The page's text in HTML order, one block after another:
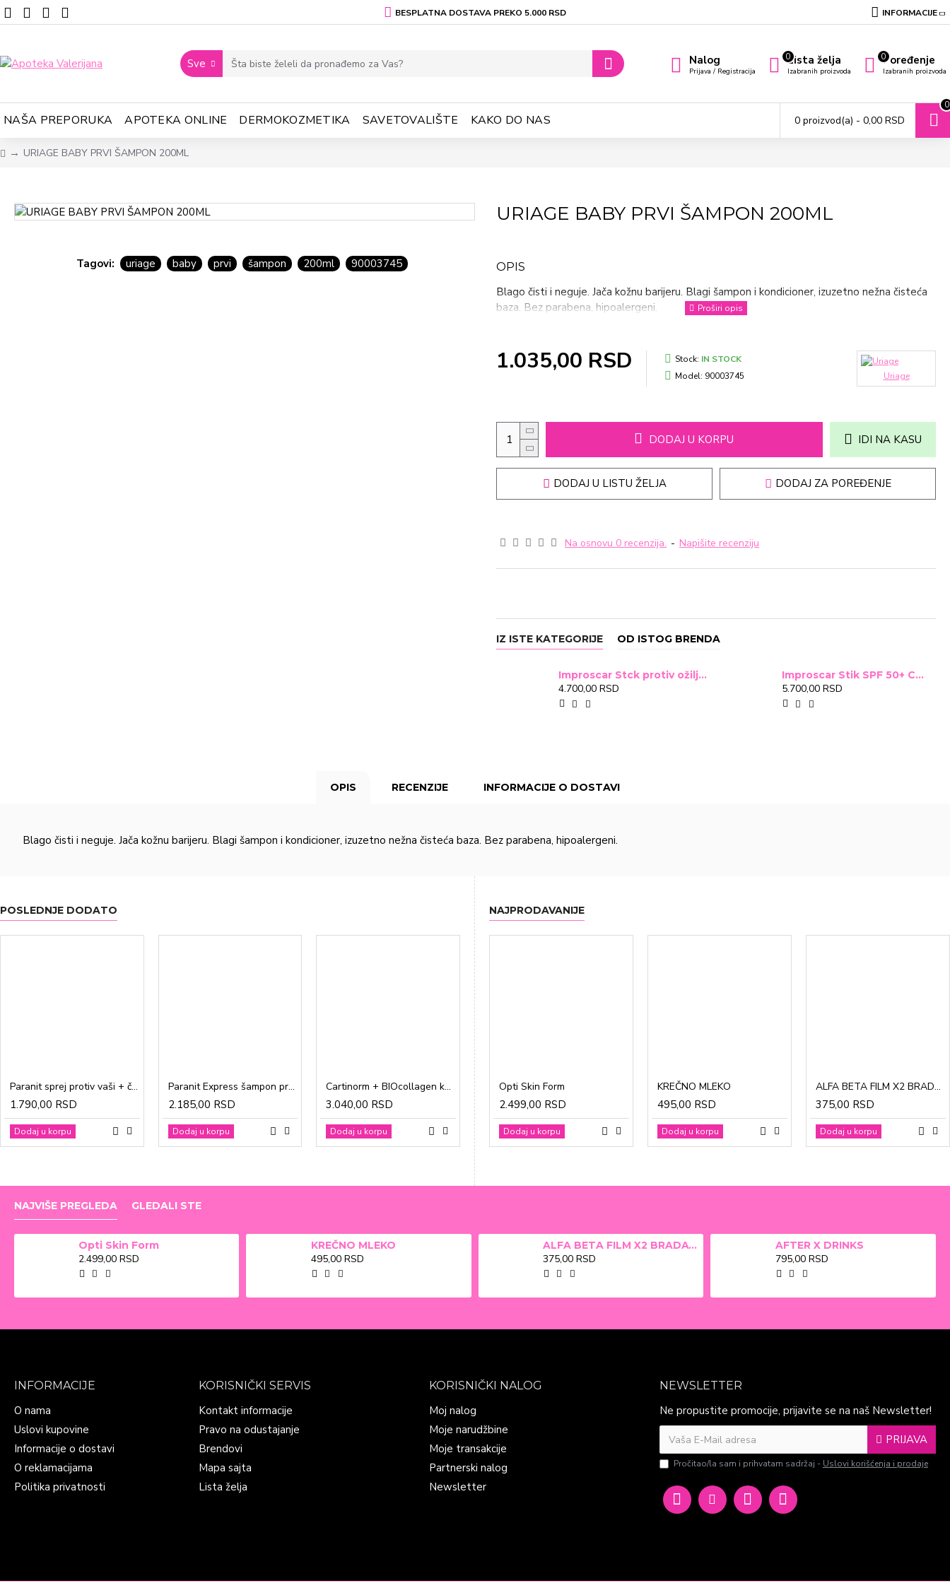
BESPLATNA DOSTAVA PREKO 5.000 RSD INFORMACIJE
Sve Nalog
Prijava / Registracija
Lista želja
Izabranih proizvoda
0 Poređenje
Izabranih proizvoda
0
NAŠA PREPORUKA APOTEKA ONLINE DERMOKOZMETIKA SAVETOVALIŠTE KAKO DO NAS 0 proizvod(a) - 0,00 RSD
0
URIAGE BABY PRVI ŠAMPON 200ML
Tagovi: uriage baby prvi šampon 200ml 90003745
URIAGE BABY PRVI ŠAMPON 200ML
OPIS
Blago čisti i neguje. Jača kožnu barijeru. Blagi šampon i kondicioner, izuzetno nežna čisteća
baza. Bez parabena, hipoalergeni.
Na osnovu 0 recenzija. - Napišite recenziju
1.035,00 RSD Stock: IN STOCK
Model: 90003745 Uriage
DODAJ U KORPU IDI NA KASU
DODAJ U LISTU ŽELJA DODAJ ZA POREĐENJE
IZ ISTE KATEGORIJE OD ISTOG BRENDA
Improscar Stck protiv ožiljaka 4,6g
4.700,00 RSD
Improscar Stik SPF 50+ Conceal 6,9g (tonirani)
5.700,00 RSD
OPIS RECENZIJE INFORMACIJE O DOSTAVI
Blago čisti i neguje. Jača kožnu barijeru. Blagi šampon i kondicioner, izuzetno nežna čisteća baza. Bez parabena, hipoalergeni.
POSLEDNJE DODATO
Paranit sprej protiv vaši + češalj 100ml
1.790,00 RSD
Dodaj u korpu
Paranit Express šampon protiv vaši + češalj 200ml
2.185,00 RSD
Dodaj u korpu
Cartinorm + BIOcollagen kesice a20
3.040,00 RSD
Dodaj u korpu
Gravidon A tablete a30
1.865,00 RSD
Dodaj u korpu
CinkDermin pasta 5g
280,00 RSD
Dodaj u korpu
Mustela Cold krema za lice 40ml
1.370,00 RSD
Dodaj u korpu
NAJPRODAVANIJE
Opti Skin Form
2.499,00 RSD
Dodaj u korpu
KREČNO MLEKO
495,00 RSD
Dodaj u korpu
ALFA BETA FILM X2 BRADAVICE, KURJE OKO 15ml
375,00 RSD
Dodaj u korpu
NAJVIŠE PREGLEDA GLEDALI STE
Opti Skin Form
2.499,00 RSD
KREČNO MLEKO
495,00 RSD
ALFA BETA FILM X2 BRADAVICE, KURJE OKO 15ml
375,00 RSD
AFTER X DRINKS
795,00 RSD
INFORMACIJE
O nama
Uslovi kupovine
Informacije o dostavi
O reklamacijama
Politika privatnosti
KORISNIČKI SERVIS
Kontakt informacije
Pravo na odustajanje
Brendovi
Mapa sajta
Lista želja
KORISNIČKI NALOG
Moj nalog
Moje narudžbine
Moje transakcije
Partnerski nalog
Newsletter
NEWSLETTER
Ne propustite promocije, prijavite se na naš Newsletter!
PRIJAVA
Pročitao/la sam i prihvatam sadržaj - Uslovi korišćenja i prodaje